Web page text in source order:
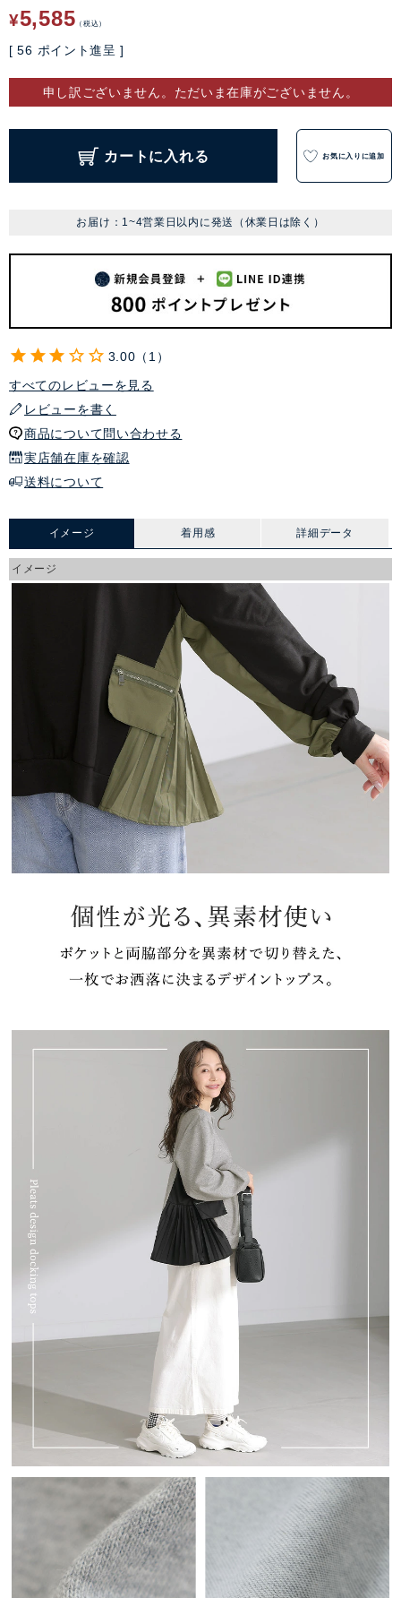
¥5,585 税込
[ 56 ポイント進呈 ]
申し訳ございません。ただいま在庫がございません。
カートに入れる お気に入りに追加
お届け：1~4営業日以内に発送（休業日は除く）
3.00
1
すべてのレビューを見る
レビューを書く
商品について問い合わせる
実店舗在庫を確認
送料について
イメージ 着用感 詳細データ
イメージ